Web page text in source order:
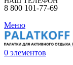
8 800 101-77-69
Меню
0 элементов